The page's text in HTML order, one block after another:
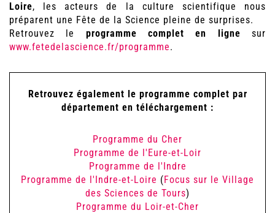
Loire, les acteurs de la culture scientifique nous
préparent une Fête de la Science pleine de surprises.
Retrouvez le programme complet en lignesur
www.fetedelascience.fr/programme.
Retrouvez également le programme complet par
département en téléchargement :
Programme du Cher
Programme de l'Eure-et-Loir
Programme de l'Indre
Programme de l'Indre-et-Loire (Focus sur le Village
des Sciences de Tours)
Programme du Loir-et-Cher